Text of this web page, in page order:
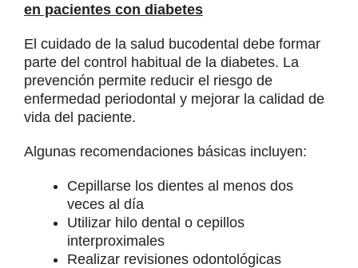
en pacientes con diabetes
El cuidado de la salud bucodental debe formar
parte del control habitual de la diabetes. La
prevención permite reducir el riesgo de
enfermedad periodontal y mejorar la calidad de
vida del paciente.
Algunas recomendaciones básicas incluyen:
Cepillarse los dientes al menos dos
veces al día
Utilizar hilo dental o cepillos
interproximales
Realizar revisiones odontológicas